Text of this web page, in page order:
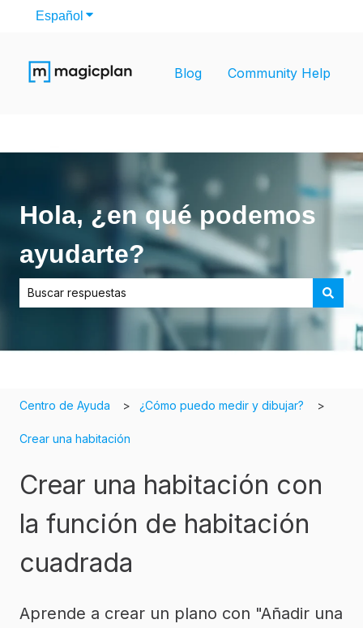
Español Traducciones de Mostrar submenú de
Blog Community Help
Hola, ¿en qué podemos
ayudarte?
No hay sugerencias porque el campo de búsqueda está
Centro de Ayuda ¿Cómo puedo medir y dibujar?
Crear una habitación
Crear una habitación con
la función de habitación
cuadrada
Aprende a crear un plano con "Añadir una